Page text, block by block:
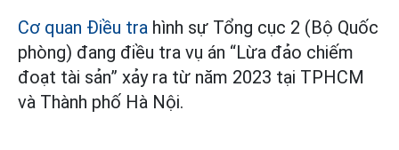
Cơ quan Điều tra hình sự Tổng cục 2 (Bộ Quốc
phòng) đang điều tra vụ án “Lừa đảo chiếm
đoạt tài sản” xảy ra từ năm 2023 tại TPHCM
và Thành phố Hà Nội.